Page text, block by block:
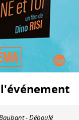
- Déboulé